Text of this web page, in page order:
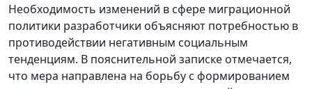
Необходимость изменений в сфере миграционной
политики разработчики объясняют потребностью в
противодействии негативным социальным
тенденциям. В пояснительной записке отмечается,
что мера направлена на борьбу с формированием